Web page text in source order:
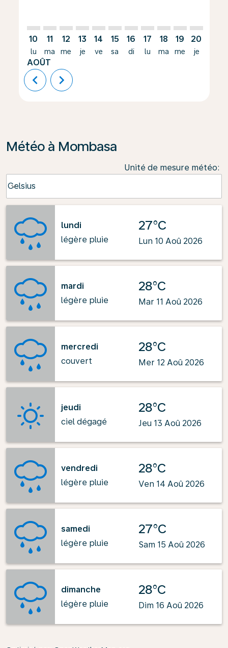
10
lu
AOÛT
11
ma
12
me
13
je
14
ve
15
sa
16
di
17
lu
18
ma
19
me
20
je
chevron_left chevron_right
Météo à Mombasa
Unité de mesure météo:
Celsius
keyboard_arrow_down
lundi
légère pluie
27°C
Lun 10 Aoû 2026
mardi
légère pluie
28°C
Mar 11 Aoû 2026
mercredi
couvert
28°C
Mer 12 Aoû 2026
jeudi
ciel dégagé
28°C
Jeu 13 Aoû 2026
vendredi
légère pluie
28°C
Ven 14 Aoû 2026
samedi
légère pluie
27°C
Sam 15 Aoû 2026
dimanche
légère pluie
28°C
Dim 16 Aoû 2026